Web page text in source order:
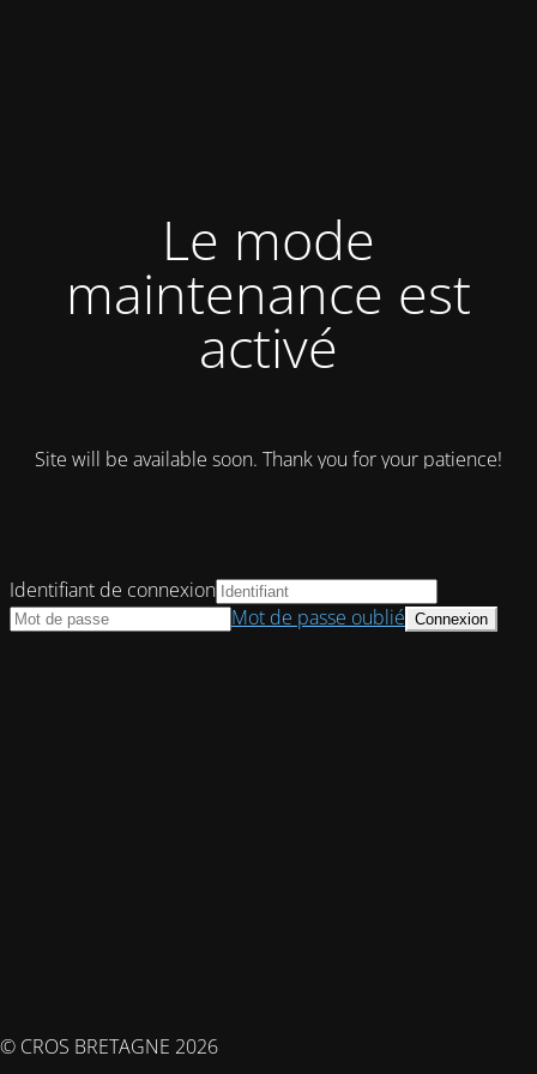
Le mode
maintenance est
activé
Site will be available soon. Thank you for your patience!
© CROS BRETAGNE 2026
Identifiant de connexion
Mot de passe oublié